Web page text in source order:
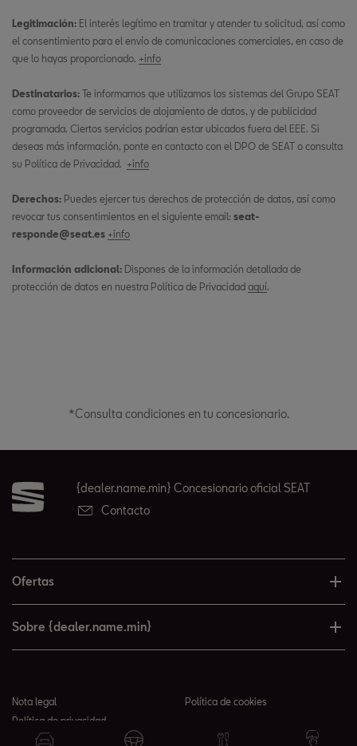
Legitimación: El interés legítimo en tramitar y atender tu solicitud, así como
el consentimiento para el envío de comunicaciones comerciales, en caso de
que lo hayas proporcionado. +info
Destinatarios: Te informamos que utilizamos los sistemas del Grupo SEAT
como proveedor de servicios de alojamiento de datos, y de publicidad
programada. Ciertos servicios podrían estar ubicados fuera del EEE. Si
deseas más información, ponte en contacto con el DPO de SEAT o consulta
su Política de Privacidad. +info
Derechos: Puedes ejercer tus derechos de protección de datos, así como
revocar tus consentimientos en el siguiente email: seat-
responde@seat.es +info
Información adicional: Dispones de la información detallada de
protección de datos en nuestra Política de Privacidad aquí.
*Consulta condiciones en tu concesionario.
{dealer.name.min} Concesionario oficial SEAT
Contacto
Ofertas
Sobre {dealer.name.min}
Nota legal
Política de cookies
Política de privacidad